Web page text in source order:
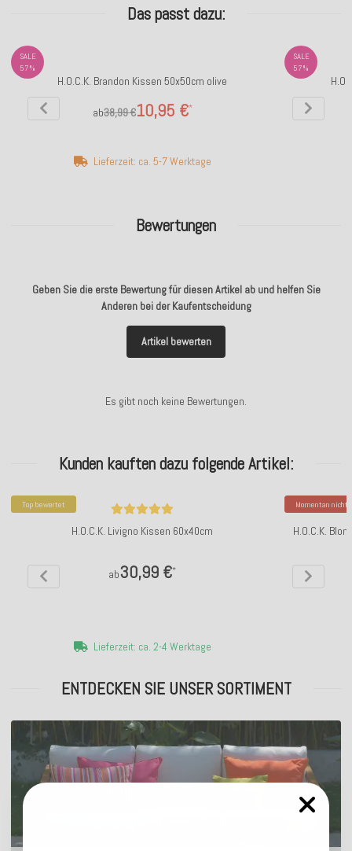
Bewertungen
Geben Sie die erste Bewertung für diesen Artikel ab und helfen Sie
Anderen bei der Kaufentscheidung
Artikel bewerten
Es gibt noch keine Bewertungen.
Das passt dazu:
SALE
57%
H.O.C.K. Brandon Kissen 50x50cm olive
ab 10,95 €*
38,99 €
Lieferzeit: ca. 5-7 Werktage
SALE
57%
Kunden kauften dazu folgende Artikel:
Top bewertet
H.O.C.K. Livigno Kissen 60x40cm
ab30,99 €*
Lieferzeit: ca. 2-4 Werktage
Momentan nicht
H.O.C.K.
ENTDECKEN SIE UNSER SORTIMENT